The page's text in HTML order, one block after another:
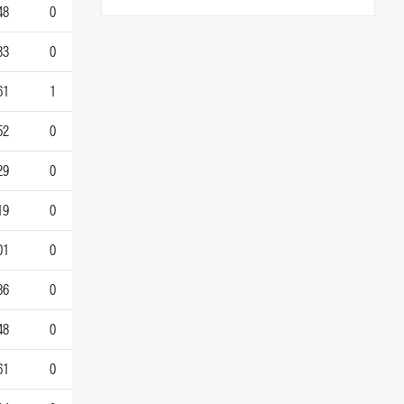
0
0
1
0
0
0
0
0
0
0